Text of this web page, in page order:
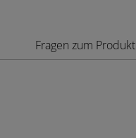
Fragen zum Produkt